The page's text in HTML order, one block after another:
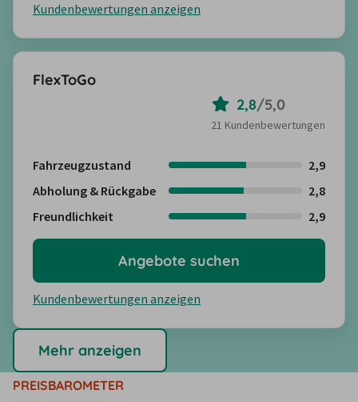
Kundenbewertungen anzeigen
FlexToGo
2,8/5,0
21 Kundenbewertungen
Fahrzeugzustand
2,9
Abholung & Rückgabe
2,8
Freundlichkeit
2,9
Kundenbewertungen anzeigen
Angebote suchen
Mehr anzeigen
PREISBAROMETER